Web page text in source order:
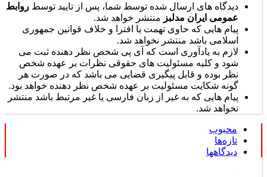
دیدگاه های ارسال شده توسط شما، پس از تایید توسط روابط
عمومی ایران مدلبز منتشر خواهد شد.
پیام هایی که حاوی تهمت یا افترا و خلاف قوانین جمهوری
اسلامی باشد منتشر نخواهد شد.
لازم به یادآوری است که آی پی شخص نظر دهنده ثبت می
شود و کلیه مسئولیت های حقوقی نظرات بر عهده شخص
نظر بوده و قابل پیگیری قضایی می باشد که در صورت هر
گونه شکایت مسئولیت بر عهده شخص نظر دهنده خواهد بود.
پیام هایی که به غیر از زبان فارسی یا غیر مرتبط باشد منتشر
نخواهد شد.
محبوب
تازه‌ها
دیدگاهها